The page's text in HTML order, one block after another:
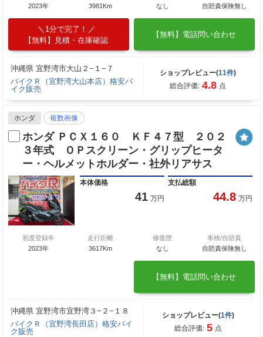
2023年
3981Km
なし
自賠責保険無し
1分で完了！
【無料】見積・在庫確認
【無料】電話問い合わせ
沖縄県 宜野湾市大山２−１−７
バイクＲ（宜野湾大山本店）格安バ
イク販売
ショップレビュー(11件)
総合評価: 4.8 点
ホンダ 複数画像
ホンダ ＰＣＸ１６０ ＫＦ４７型 ２０２
３年式 ＯＰスクリーン・グリップヒータ
ー・ヘルメットホルダー・社外リアサス
本体価格
41 万円
支払総額
44.8 万円
初度登録年
2023年
走行距離
3617Km
修復歴
なし
車検/自賠責
自賠責保険無し
【無料】電話問い合わせ
沖縄県 宜野湾市宜野湾３−２−１８
バイクＲ（宜野湾長田店）格安バイ
ク販売
ショップレビュー(1件)
総合評価: 5 点